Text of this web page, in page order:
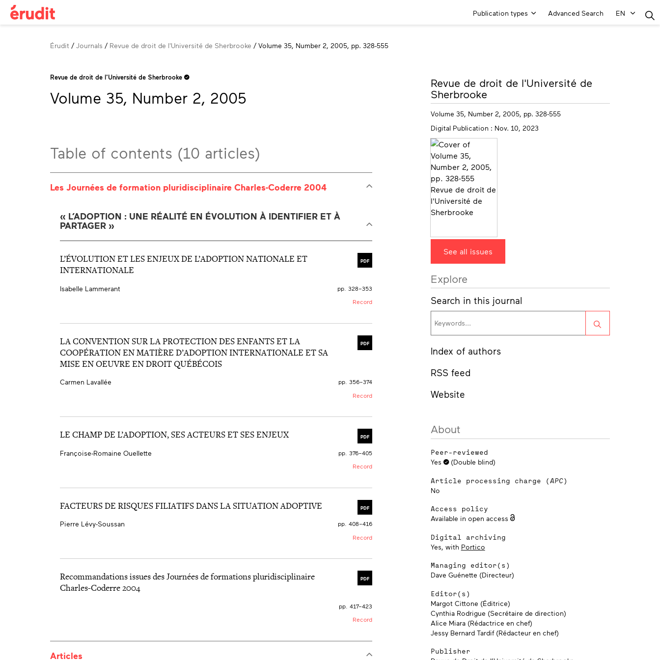
Main
Publication types Advanced Search EN
Breadcrumb
Érudit Journals Revue de droit de l'Université de Sherbrooke Volume 35, Number 2, 2005, pp. 328-555
Revue de droit de l'Université de Sherbrooke
Volume 35, Number 2, 2005
Table of contents (10 articles)
Les Journées de formation pluridisciplinaire Charles-Coderre 2004
« L’ADOPTION : UNE RÉALITÉ EN ÉVOLUTION À IDENTIFIER ET À
PARTAGER »
PDF
L’ÉVOLUTION ET LES ENJEUX DE L’ADOPTION NATIONALE ET
INTERNATIONALE
Isabelle Lammerant
pp. 328–353
Record
PDF
LA CONVENTION SUR LA PROTECTION DES ENFANTS ET LA
COOPÉRATION EN MATIÈRE D’ADOPTION INTERNATIONALE ET SA
MISE EN OEUVRE EN DROIT QUÉBÉCOIS
Carmen Lavallée
pp. 356–374
Record
PDF
LE CHAMP DE L’ADOPTION, SES ACTEURS ET SES ENJEUX
Françoise-Romaine Ouellette
pp. 376–405
Record
PDF
FACTEURS DE RISQUES FILIATIFS DANS LA SITUATION ADOPTIVE
Pierre Lévy-Soussan
pp. 408–416
Record
PDF
Recommandations issues des Journées de formations pluridisciplinaire
Charles-Coderre 2004
pp. 417–423
Record
Articles
More
info
Revue de droit de l'Université de
Sherbrooke
Volume 35, Number 2, 2005, pp. 328-555
Digital Publication : Nov. 10, 2023
See all issues
Explore
Search in this journal
Search
Index of authors
RSS feed
Website
About
Peer-reviewed
Yes (Double blind)
Article processing charge (APC)
No
Access policy
Available in open access
Digital archiving
Yes, with Portico
Managing editor(s)
Dave Guénette (Directeur)
Editor(s)
Margot Cittone (Éditrice)
Cynthia Rodrigue (Secrétaire de direction)
Alice Miara (Rédactrice en chef)
Jessy Bernard Tardif (Rédacteur en chef)
Publisher